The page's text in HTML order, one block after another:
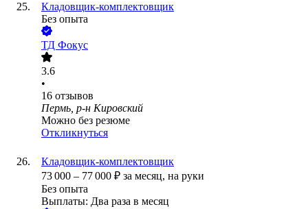
Кладовщик-комплектовщик
Без опыта
ТД Фокус
3.6
•
16 отзывов
Пермь, р-н Кировский
Можно без резюме
Откликнуться
Кладовщик-комплектовщик
73 000 – 77 000 ₽ за месяц, на руки
Без опыта
Выплаты: Два раза в месяц